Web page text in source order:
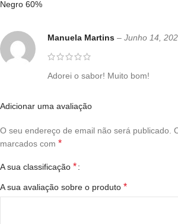
Negro 60%
Manuela Martins – Junho 14,
Adorei o sabor! Muito bom!
Adicionar uma avaliação
O seu endereço de email não será publicado.
marcados com *
A sua classificação *
A sua avaliação sobre o produto *